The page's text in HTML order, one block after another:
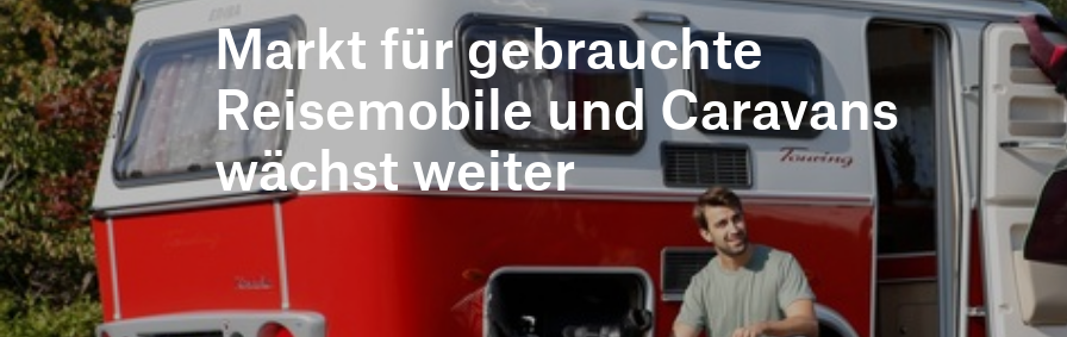
Markt für gebrauchte
Reisemobile und Caravans
wächst weiter